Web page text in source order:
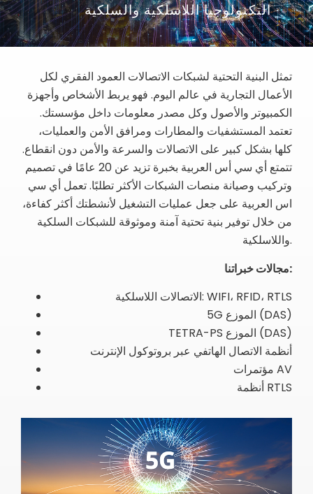
التكنولوجيا اللاسلكية والسلكية
تمثل البنية التحتية لشبكات الاتصالات العمود الفقري لكل
الأعمال التجارية في عالم اليوم. فهو يربط الأشخاص وأجهزة
الكمبيوتر والأصول وكل مصدر معلومات داخل مؤسستك.
تعتمد المستشفيات والمطارات ومرافق الأمن والعمليات،
كلها بشكل كبير على الاتصالات والسرعة والأمن دون انقطاع.
تتمتع أي سي أس العربية بخبرة تزيد عن 20 عامًا في تصميم
وتركيب وصيانة منصات الشبكات الأكثر تطلبًا. تعمل أي سي
اس العربية على جعل عمليات التشغيل لأنشطتك أكثر كفاءة،
من خلال توفير بنية تحتية آمنة وموثوقة للشبكات السلكية
واللاسلكية.
مجالات خبراتنا:
الاتصالات اللاسلكية: WIFI، RFID، RTLS
5G الموزع (DAS)
TETRA-PS الموزع (DAS)
أنظمة الاتصال الهاتفي عبر بروتوكول الإنترنت
مؤتمرات AV
أنظمة RTLS